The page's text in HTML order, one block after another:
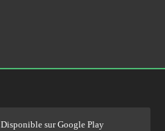
Disponible sur Google Play